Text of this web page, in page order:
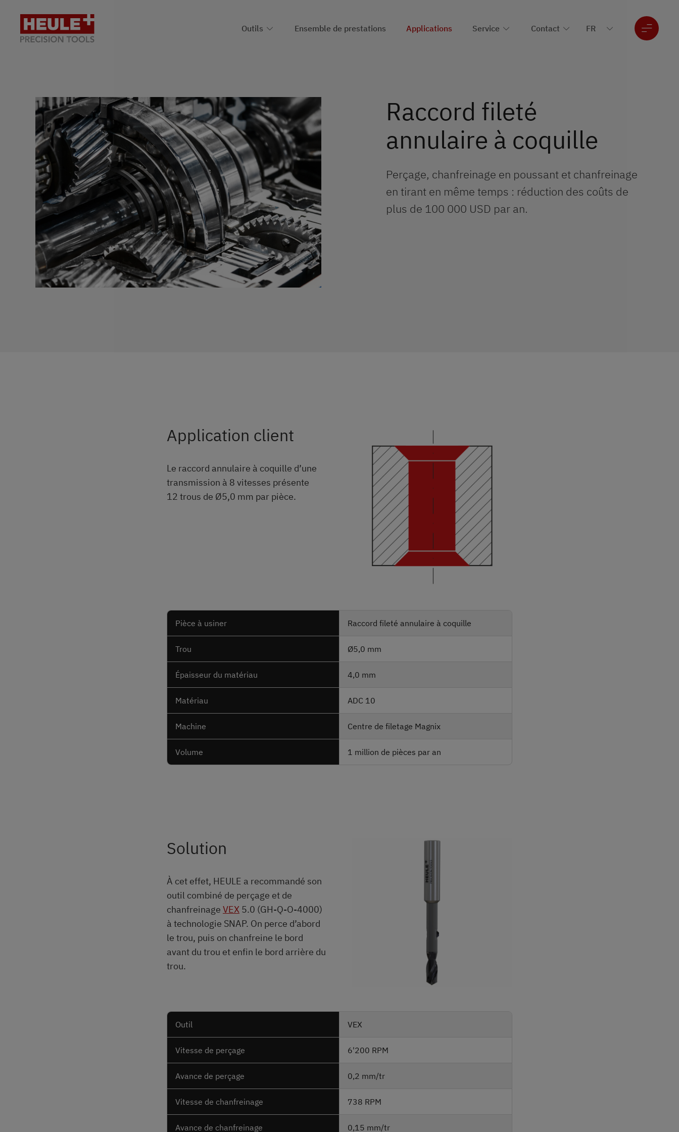
Outils Ensemble de prestations Applications Service Contact
Raccord fileté
annulaire à coquille
Perçage, chanfreinage en poussant et chanfreinage
en tirant en même temps : réduction des coûts de
plus de 100 000 USD par an.
Application client
Le raccord annulaire à coquille d’une
transmission à 8 vitesses présente
12 trous de Ø5,0 mm par pièce.
Pièce à usiner Raccord fileté annulaire à coquille
Trou Ø5,0 mm
Épaisseur du matériau 4,0 mm
Matériau ADC 10
Machine Centre de filetage Magnix
Volume 1 million de pièces par an
Solution
À cet effet, HEULE a recommandé son
outil combiné de perçage et de
chanfreinage VEX 5.0 (GH-Q-O-4000)
à technologie SNAP. On perce d’abord
le trou, puis on chanfreine le bord
avant du trou et enfin le bord arrière du
trou.
Outil VEX
Vitesse de perçage 6'200 RPM
Avance de perçage 0,2 mm/tr
Vitesse de chanfreinage 738 RPM
Avance de chanfreinage 0,15 mm/tr